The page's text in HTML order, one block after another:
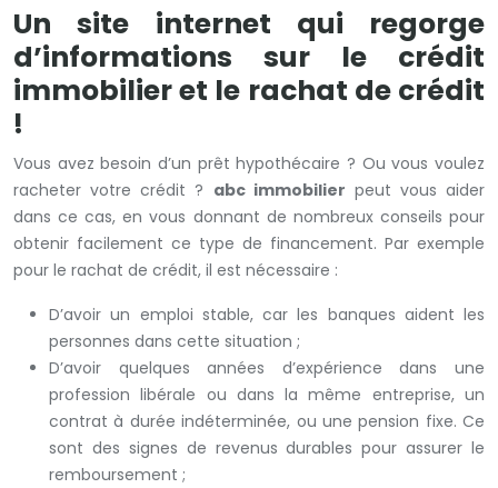
Un site internet qui regorge
d’informations sur le crédit
immobilier et le rachat de crédit
!
Vous avez besoin d’un prêt hypothécaire ? Ou vous voulez
racheter votre crédit ? abc immobilier peut vous aider
dans ce cas, en vous donnant de nombreux conseils pour
obtenir facilement ce type de financement. Par exemple
pour le rachat de crédit, il est nécessaire :
D’avoir un emploi stable, car les banques aident les
personnes dans cette situation ;
D’avoir quelques années d’expérience dans une
profession libérale ou dans la même entreprise, un
contrat à durée indéterminée, ou une pension fixe. Ce
sont des signes de revenus durables pour assurer le
remboursement ;